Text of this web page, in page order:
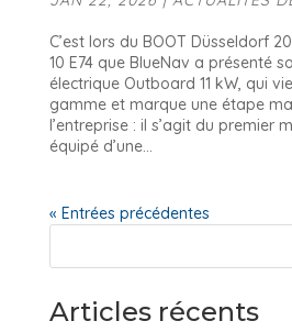
C’est lors du BOOT Düsseldorf
10 E74 que BlueNav a présenté
électrique Outboard 11 kW, qui
gamme et marque une étape
l’entreprise : il s’agit du premier
équipé d’une...
« Entrées précédentes
Articles récents